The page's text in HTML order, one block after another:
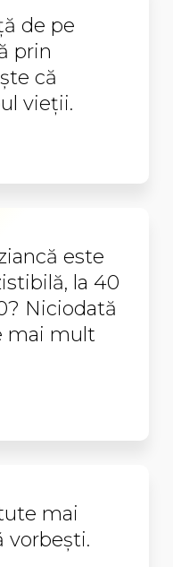
de pe
prin
că
vieții.
este
la 40
Niciodată
mai mult
mai
vorbești.